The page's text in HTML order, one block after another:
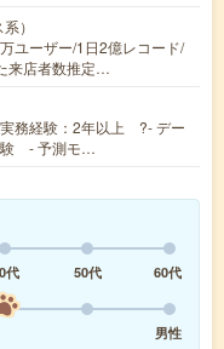
）
ユーザー/1日2億レコード/
来店者数推定…
実務経験：2年以上 ?- デー
験 - 予測モ…
代 50代
60代
男性